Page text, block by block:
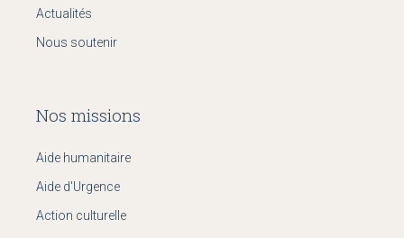
Actualités
Nous soutenir
Nos missions
Aide humanitaire
Aide d'Urgence
Action culturelle